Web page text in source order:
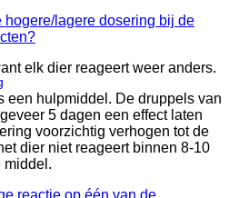
hogere/lagere dosering bij de
elk dier reageert weer anders.
een hulpmiddel. De druppels van
5 dagen een effect laten
voorzichtig verhogen tot de
dier niet reageert binnen 8-10
middel.